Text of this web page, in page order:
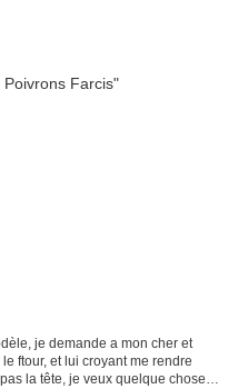
je demande a mon cher et
ftour, et lui croyant me rendre
la tête, je veux quelque chose